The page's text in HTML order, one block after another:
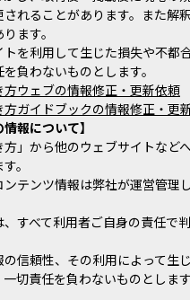
れることがあります。また解
ます。
を利用して生じた損失や不都
負わないものとします。
方ウェブの情報修正・更新依頼
方ガイドブックの情報修正・更
情報について
方」から他のウェブサイトなど
。
ンテンツ情報は弊社が運営管理
、すべて利用者ご自身の責任で
信頼性、その利用によって生
切責任を負わないものとします